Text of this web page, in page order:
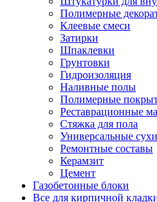
Полимерные
Клеевые смеси
Затирки
Шпаклевки
Грунтовки
Гидроизоляция
Наливные полы
Полимерные
Реставрационные
Стяжка для пола
Универсальные
Ремонтные составы
Керамзит
Цемент
Газобетонные блоки
Все для кирпичной